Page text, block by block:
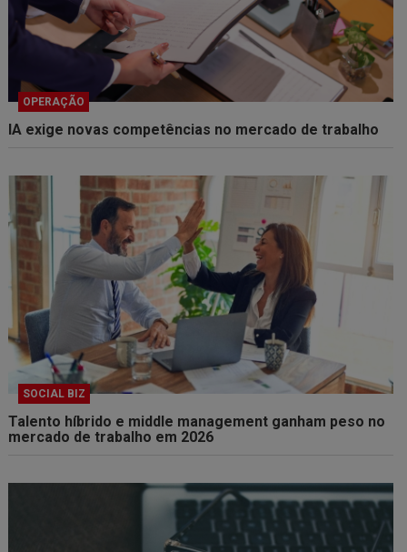
OPERAÇÃO
IA exige novas competências no mercado de trabalho
SOCIAL BIZ
Talento híbrido e middle management ganham peso no
mercado de trabalho em 2026